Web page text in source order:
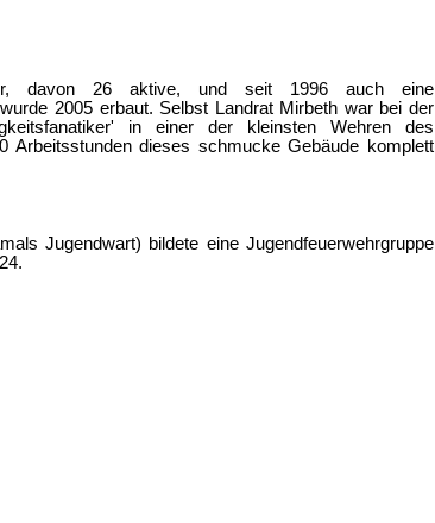
davon 26 aktive, und seit 1996 auch eine
2005 erbaut. Selbst Landrat Mirbeth war bei der
in einer der kleinsten Wehren des
Arbeitsstunden dieses schmucke Gebäude komplett
Jugendwart) bildete eine Jugendfeuerwehrgruppe